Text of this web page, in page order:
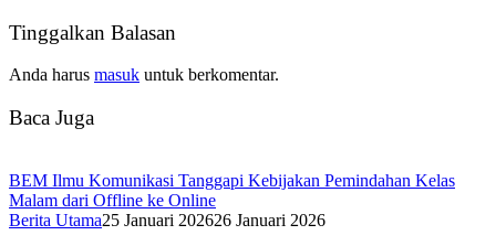
Tinggalkan Balasan
Anda harus masuk untuk berkomentar.
Baca Juga
BEM Ilmu Komunikasi Tanggapi Kebijakan Pemindahan Kelas
Malam dari Offline ke Online
Berita Utama25 Januari 202626 Januari 2026